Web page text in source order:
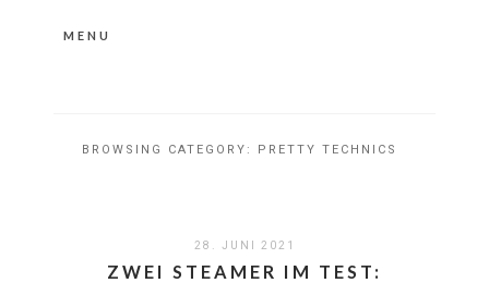
MENU
BROWSING CATEGORY: PRETTY TECHNICS
28. JUNI 2021
ZWEI STEAMER IM TEST: